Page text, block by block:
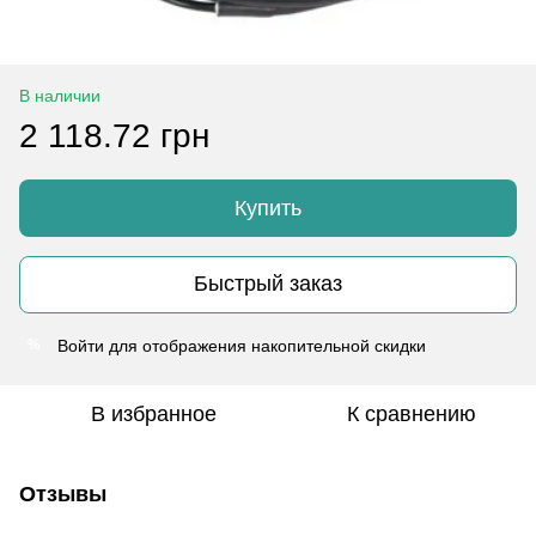
В наличии
2 118.72 грн
Купить
Быстрый заказ
Войти для отображения накопительной скидки
В избранное К сравнению
Отзывы